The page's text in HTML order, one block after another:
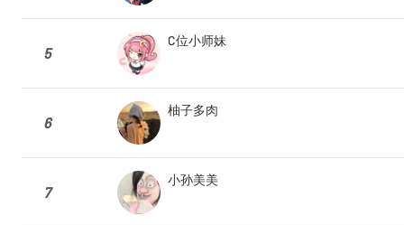
5
C位小师妹
6
柚子多肉
7
小孙美美